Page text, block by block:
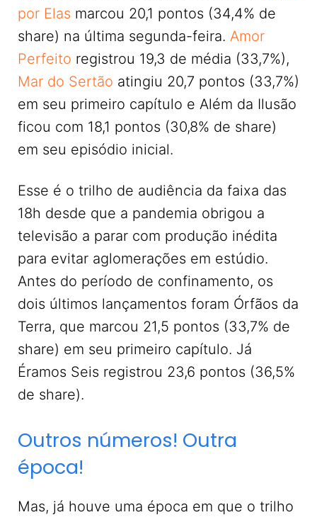
por Elas marcou 20,1 pontos (34,4% de
share) na última segunda-feira. Amor
Perfeito registrou 19,3 de média (33,7%),
Mar do Sertão atingiu 20,7 pontos (33,7%)
em seu primeiro capítulo e Além da Ilusão
ficou com 18,1 pontos (30,8% de share)
em seu episódio inicial.
Esse é o trilho de audiência da faixa das
18h desde que a pandemia obrigou a
televisão a parar com produção inédita
para evitar aglomerações em estúdio.
Antes do período de confinamento, os
dois últimos lançamentos foram Órfãos da
Terra, que marcou 21,5 pontos (33,7% de
share) em seu primeiro capítulo. Já
Éramos Seis registrou 23,6 pontos (36,5%
de share).
Outros números! Outra
época!
Mas, já houve uma época em que o trilho